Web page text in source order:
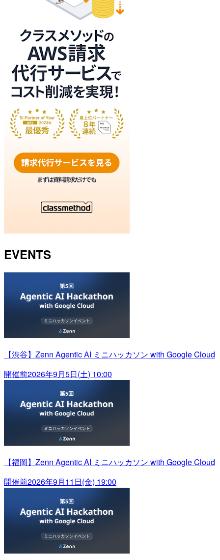
EVENTS
【渋谷】Zenn Agentic AI ミニハッカソン with Google Cloud
開催前2026年9月5日(土) 10:00
【福岡】Zenn Agentic AI ミニハッカソン with Google Cloud
開催前2026年9月11日(金) 19:00